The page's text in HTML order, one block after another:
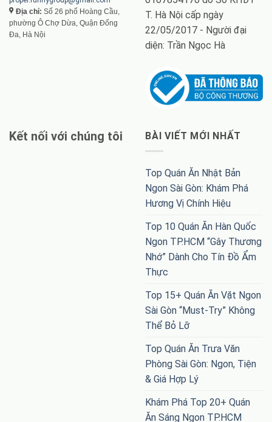
Địa chỉ: Số 26 phố Hoàng Cầu,
phường Ô Chợ Dừa, Quận Đống
Đa, Hà Nội
T. Hà Nội cấp ngày
22/05/2017 - Người đại
diện: Trần Ngọc Hà
Kết nối với chúng tôi BÀI VIẾT MỚI NHẤT
Top Quán Ăn Nhật Bản
Ngon Sài Gòn: Khám Phá
Hương Vị Chính Hiệu
Top 10 Quán Ăn Hàn Quốc
Ngon TP.HCM “Gây Thương
Nhớ” Dành Cho Tín Đồ Ẩm
Thực
Top 15+ Quán Ăn Vặt Ngon
Sài Gòn “Must-Try” Không
Thể Bỏ Lỡ
Top Quán Ăn Trưa Văn
Phòng Sài Gòn: Ngon, Tiện
& Giá Hợp Lý
Khám Phá Top 20+ Quán
Ăn Sáng Ngon TP.HCM